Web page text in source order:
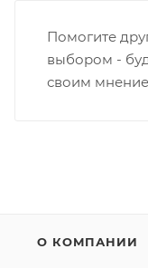
Помогите
выбором -
своим
О КОМПАНИИ